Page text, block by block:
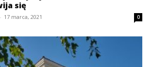
się
- 17 marca, 2021 0